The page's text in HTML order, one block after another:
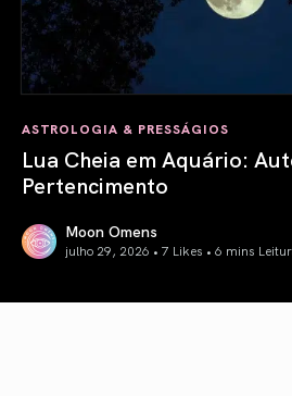
ASTROLOGIA & PRESSÁGIOS
Lua Cheia em Aquário:
Pertencimento
Moon Omens
julho 29, 2026 • 7 Likes • 6 mins